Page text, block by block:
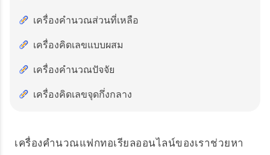
เครื่องคำนวณส่วนที่เหลือ
เครื่องคิดเลขแบบผสม
เครื่องคำนวณปัจจัย
เครื่องคิดเลขจุดกึ่งกลาง
เครื่องคำนวณแฟกทอเรียลออนไลน์ของเราช่วยหา